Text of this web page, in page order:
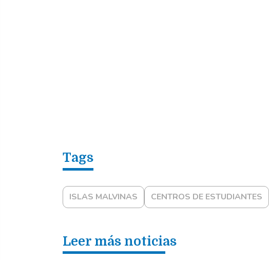
ISLAS MALVINAS CENTROS DE ESTUDIANTES
Leer más noticias